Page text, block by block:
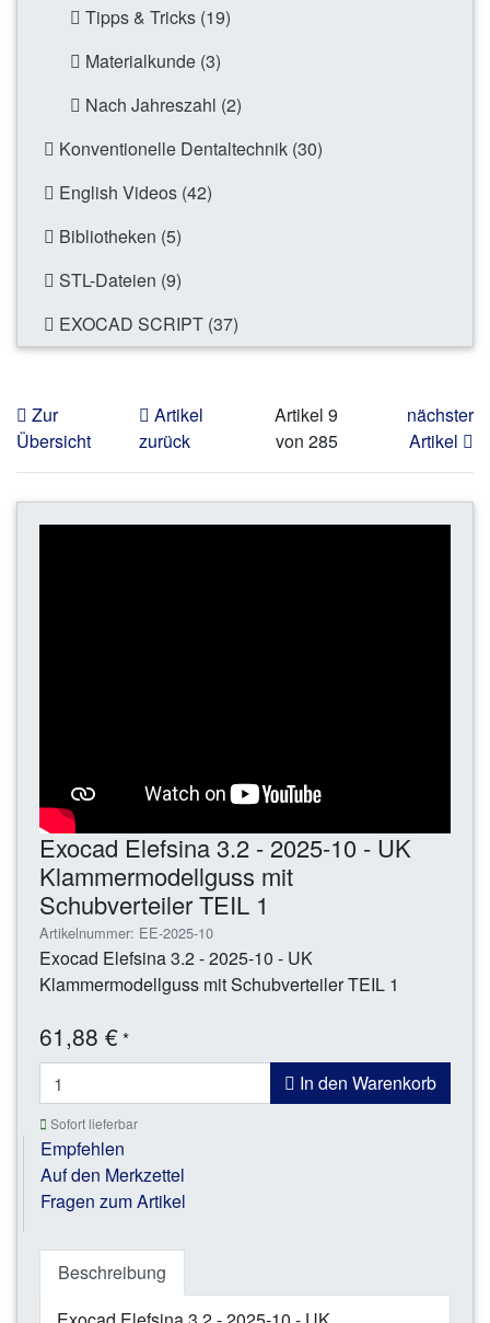
Tipps & Tricks (19)
Materialkunde (3)
Nach Jahreszahl (2)
Konventionelle Dentaltechnik (30)
English Videos (42)
Bibliotheken (5)
STL-Dateien (9)
EXOCAD SCRIPT (37)
Zur
Übersicht
Artikel
zurück
Artikel 9
von 285
nächster
Artikel
Exocad Elefsina 3.2 - 2025-10 - UK
Klammermodellguss mit
Schubverteiler TEIL 1
Artikelnummer: EE-2025-10
Exocad Elefsina 3.2 - 2025-10 - UK
Klammermodellguss mit Schubverteiler TEIL 1
61,88 €*
In den Warenkorb
Sofort lieferbar
Empfehlen
Auf den Merkzettel
Fragen zum Artikel
Beschreibung